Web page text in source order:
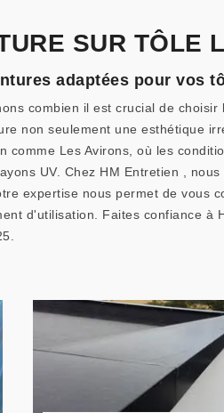
SUR TÔLE
adaptées pour vos
combien il est crucial de
non seulement une esthétique
comme Les Avirons, où les
UV. Chez HM Entretien ,
expertise nous permet de vous
d'utilisation. Faites confiance